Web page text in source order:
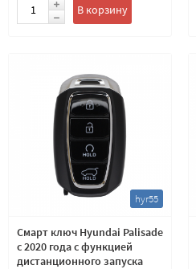
В корзину
hyr55
Смарт ключ Hyundai Palisade
с 2020 года с функцией
дистанционного запуска